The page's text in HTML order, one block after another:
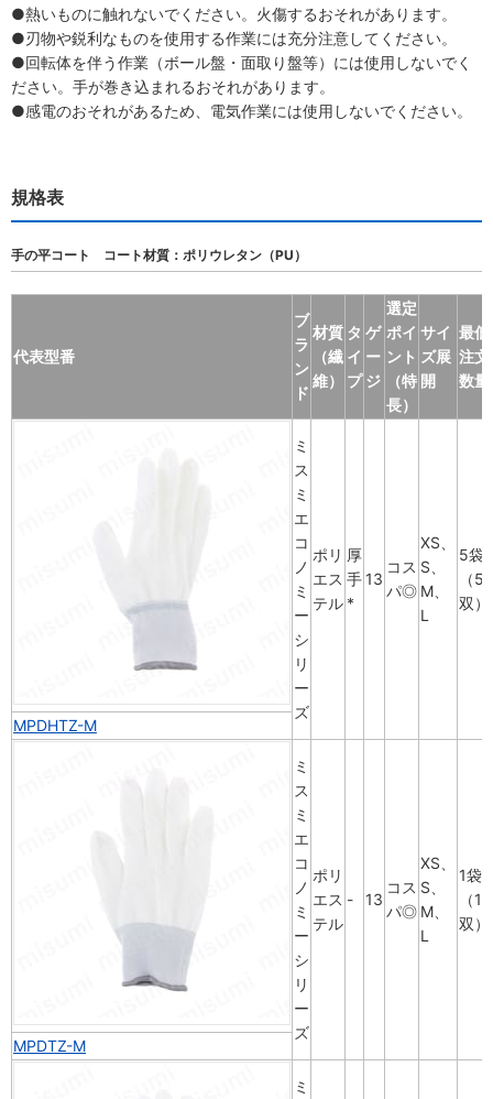
●熱いものに触れないでください。火傷するおそれがあります。
●刃物や鋭利なものを使用する作業には充分注意してください。
●回転体を伴う作業（ボール盤・面取り盤等）には使用しないでく
ださい。手が巻き込まれるおそれがあります。
●感電のおそれがあるため、電気作業には使用しないでください。
規格表
手の平コート コート材質：ポリウレタン（PU）
代表型番
ブ
ラ
ン
ド
材質
（繊
維）
タ
イ
プ
ゲ
ー
ジ
選定
ポイ
ント
（特
長）
サイ
ズ展
開
最低
注文
数量
ミ
ス
ミ
エ
コ
ノ
ミ
ー
シ
リ
ー
ズ
ポリ
エス
テル
厚
手
*
13
コス
パ◎
XS、
S、
M、
L
5袋
（50
双）
MPDHTZ-M
ミ
ス
ミ
エ
コ
ノ
ミ
ー
シ
リ
ー
ズ
ポリ
エス
テル
- 13
コス
パ◎
XS、
S、
M、
L
1袋
（10
双）
MPDTZ-M
ミ